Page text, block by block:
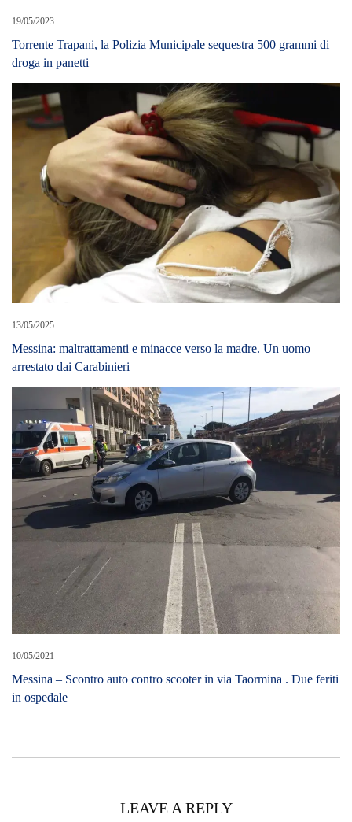
19/05/2023
Torrente Trapani, la Polizia Municipale sequestra 500 grammi di
droga in panetti
13/05/2025
Messina: maltrattamenti e minacce verso la madre. Un uomo
arrestato dai Carabinieri
10/05/2021
Messina – Scontro auto contro scooter in via Taormina . Due feriti
in ospedale
LEAVE A REPLY